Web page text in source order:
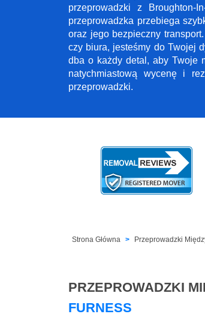
przeprowadzki z Broughton-
przeprowadzka przebiega
oraz jego bezpieczny
czy biura, jesteśmy do Twojej
dba o każdy detal, aby Twoje
natychmiastową wycenę i
przeprowadzki.
Strona Główna Przeprowadzki
PRZEPROWADZKI
FURNESS